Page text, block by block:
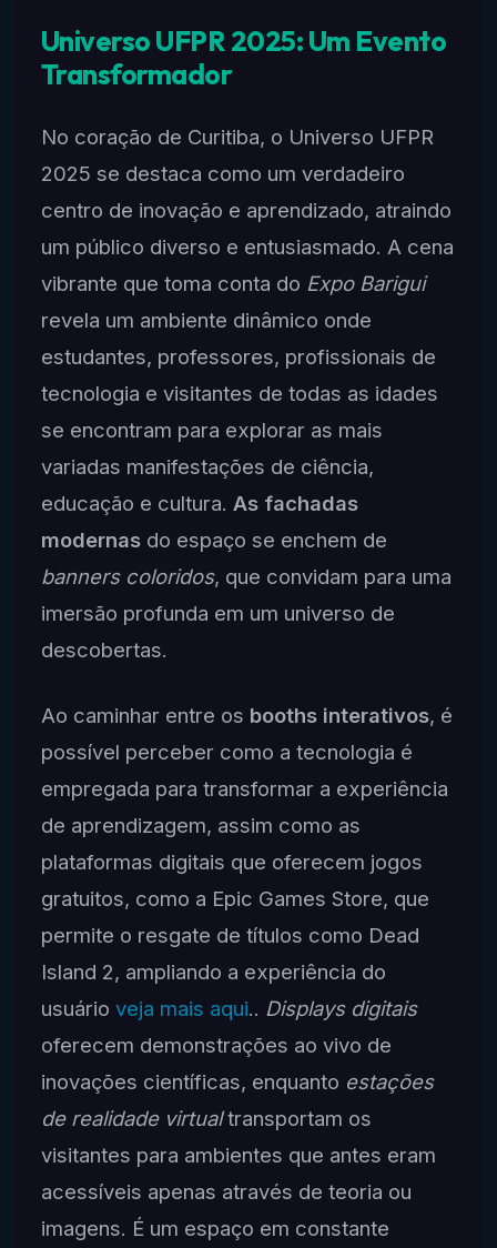
Universo UFPR 2025: Um Evento
Transformador
No coração de Curitiba, o Universo UFPR
2025 se destaca como um verdadeiro
centro de inovação e aprendizado, atraindo
um público diverso e entusiasmado. A cena
vibrante que toma conta do Expo Barigui
revela um ambiente dinâmico onde
estudantes, professores, profissionais de
tecnologia e visitantes de todas as idades
se encontram para explorar as mais
variadas manifestações de ciência,
educação e cultura. As fachadas
modernasdo espaço se enchem de
banners coloridos, que convidam para uma
imersão profunda em um universo de
descobertas.
Ao caminhar entre os booths interativos, é
possível perceber como a tecnologia é
empregada para transformar a experiência
de aprendizagem, assim como as
plataformas digitais que oferecem jogos
gratuitos, como a Epic Games Store, que
permite o resgate de títulos como Dead
Island 2, ampliando a experiência do
usuário veja mais aqui.. Displays digitais
oferecem demonstrações ao vivo de
inovações científicas, enquanto estações
de realidade virtualtransportam os
visitantes para ambientes que antes eram
acessíveis apenas através de teoria ou
imagens. É um espaço em constante